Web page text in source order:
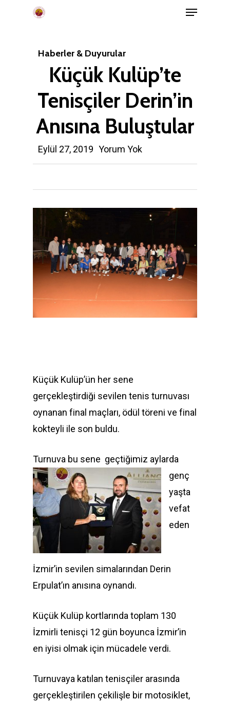
Menu
Haberler & Duyurular
Küçük Kulüp’te
Tenisçiler Derin’in
Anısına Buluştular
Eylül 27, 2019 Yorum Yok
Küçük Kulüp’ün her sene
gerçekleştirdiği sevilen tenis turnuvası
oynanan final maçları, ödül töreni ve final
kokteyli ile son buldu.
Turnuva bu sene geçtiğimiz aylarda
genç
yaşta
vefat
eden
İzmir’in sevilen simalarından Derin
Erpulat’ın anısına oynandı.
Küçük Kulüp kortlarında toplam 130
İzmirli tenisçi 12 gün boyunca İzmir’in
en iyisi olmak için mücadele verdi.
Turnuvaya katılan tenisçiler arasında
gerçekleştirilen çekilişle bir motosiklet,